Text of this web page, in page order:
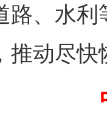
路、水
推动尽
一纸欠